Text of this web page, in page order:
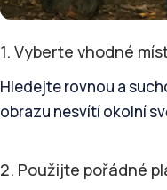
1. Vyberte vhodné
Hledejte rovnou a
obrazu nesvítí okolní
2. Použijte pořádné